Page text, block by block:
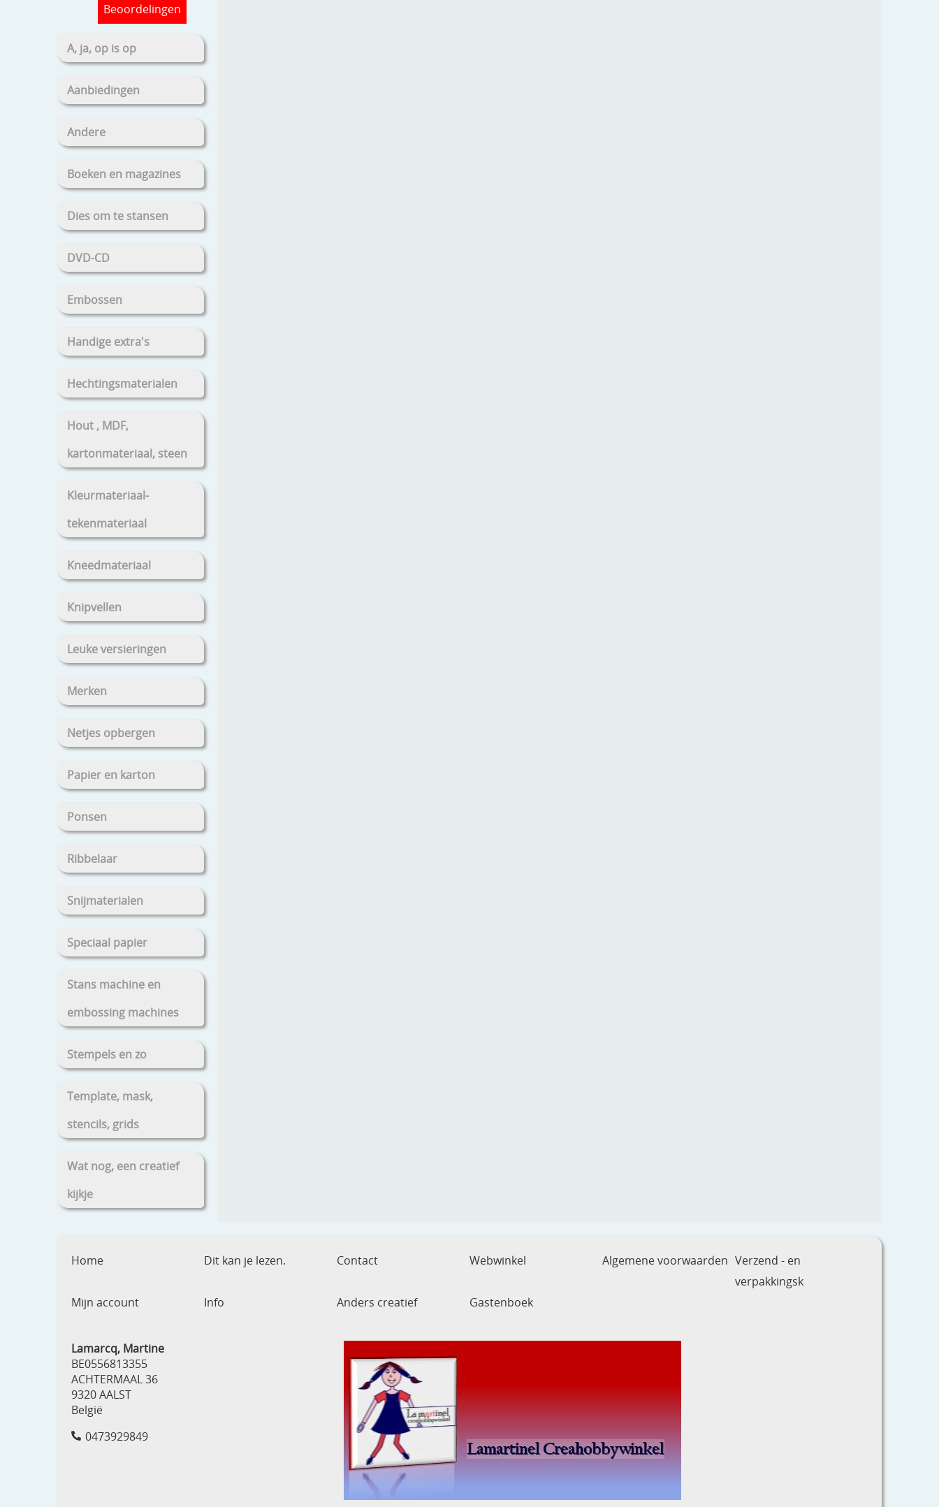
Beoordelingen
A, ja, op is op
Aanbiedingen
Andere
Boeken en magazines
Dies om te stansen
DVD-CD
Embossen
Handige extra's
Hechtingsmaterialen
Hout , MDF,
kartonmateriaal, steen
Kleurmateriaal-
tekenmateriaal
Kneedmateriaal
Knipvellen
Leuke versieringen
Merken
Netjes opbergen
Papier en karton
Ponsen
Ribbelaar
Snijmaterialen
Speciaal papier
Stans machine en
embossing machines
Stempels en zo
Template, mask,
stencils, grids
Wat nog, een creatief
kijkje
Home Dit kan je lezen. Contact Webwinkel Algemene voorwaarden Verzend - en
verpakkingsk
Mijn account
Info Anders creatief Gastenboek
Lamarcq, Martine
BE0556813355
ACHTERMAAL 36
9320 AALST
België
0473929849